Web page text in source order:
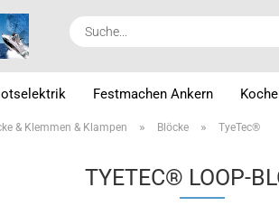
Festmachen Ankern
& Klemmen & Klampen » Blöcke » TyeTec®
TYETEC® LOOP-